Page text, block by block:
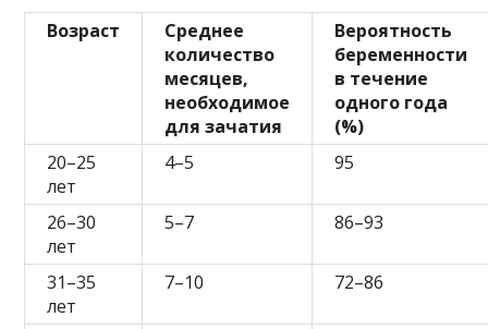
Возраст
Среднее
количество
месяцев,
необходимое
для зачатия
Вероятность
беременности
в течение
одного года
(%)
20–25
лет
4–5 95
26–30
лет
5–7 86–93
31–35
лет
7–10 72–86